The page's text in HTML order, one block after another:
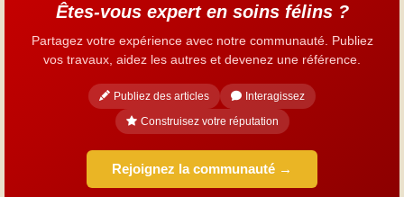
Êtes-vous expert en soins félins ?
Partagez votre expérience avec notre communauté. Publiez
vos travaux, aidez les autres et devenez une référence.
Publiez des articles
Interagissez
Construisez votre réputation
Rejoignez la communauté →